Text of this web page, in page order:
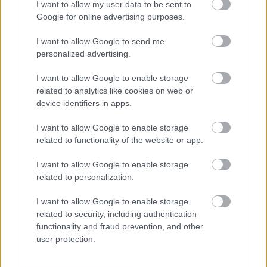
I want to allow my user data to be sent to
Google for online advertising purposes.
I want to allow Google to send me
personalized advertising.
I want to allow Google to enable storage
related to analytics like cookies on web or
device identifiers in apps.
I want to allow Google to enable storage
related to functionality of the website or app.
I want to allow Google to enable storage
related to personalization.
I want to allow Google to enable storage
related to security, including authentication
functionality and fraud prevention, and other
user protection.
Κλιμακώνει η Άγκυρα: Αερομαχίες
τουρκικών – ελληνικών οπλισμένων
μαχητικών στο Αιγαίο